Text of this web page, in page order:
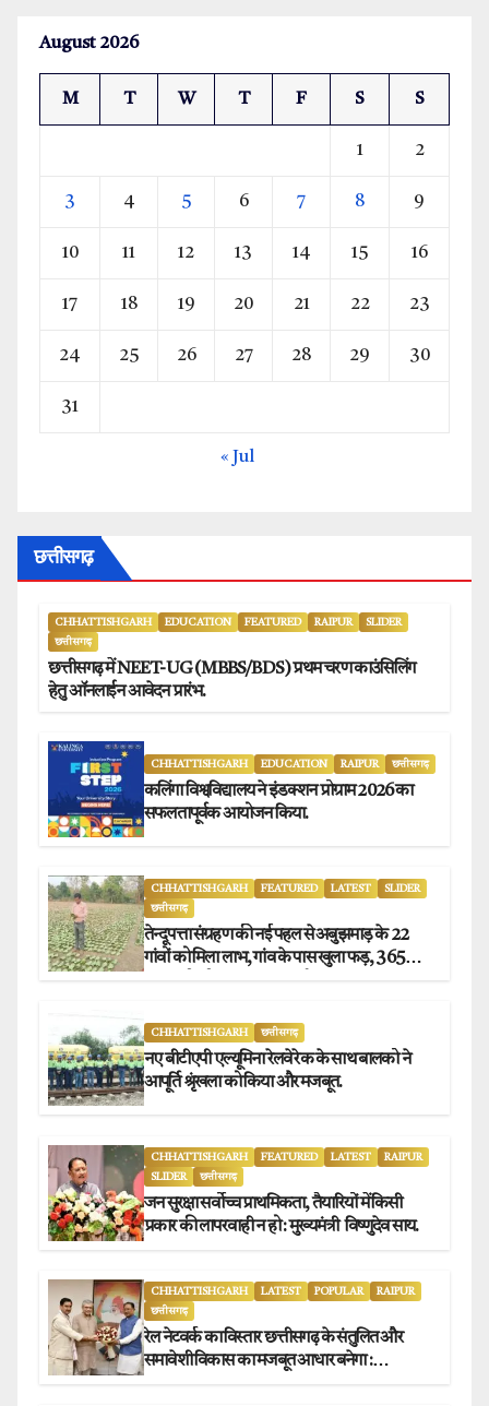
August 2026
M T W T F S S
1 2
3 4 5 6 7 8 9
10 11 12 13 14 15 16
17 18 19 20 21 22 23
24 25 26 27 28 29 30
31
« Jul
छत्तीसगढ़
CHHATTISHGARH EDUCATION FEATURED RAIPUR
SLIDER
छत्तीसगढ़
छत्तीसगढ़ में NEET-UG (MBBS/BDS) प्रथम चरण काउंसिलिंग
हेतु ऑनलाईन आवेदन प्रारंभ.
CHHATTISHGARH EDUCATION RAIPUR छत्तीसगढ़
कलिंगा विश्वविद्यालय ने इंडक्शन प्रोग्राम 2026 का
सफलतापूर्वक आयोजन किया.
CHHATTISHGARH FEATURED LATEST
SLIDER
छत्तीसगढ़
तेन्दूपत्ता संग्रहण की नई पहल से अबुझमाड़ के 22
गांवों को मिला लाभ, गांव के पास खुला फड़, 365
CHHATTISHGARH छत्तीसगढ़
नए बीटीएपी एल्यूमिना रेलवे रेक के साथ बालको ने
आपूर्ति श्रृंखला को किया और मजबूत.
CHHATTISHGARH FEATURED LATEST
RAIPUR
SLIDER
छत्तीसगढ़
जन सुरक्षा सर्वोच्च प्राथमिकता, तैयारियों में किसी
प्रकार की लापरवाही न हो : मुख्यमंत्री विष्णुदेव साय.
CHHATTISHGARH LATEST POPULAR
RAIPUR
छत्तीसगढ़
रेल नेटवर्क का विस्तार छत्तीसगढ़ के संतुलित और
समावेशी विकास का मजबूत आधार बनेगा :